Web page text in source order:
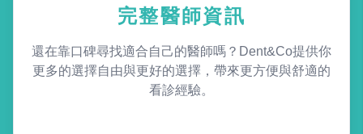
完整醫師資訊
還在靠口碑尋找適合自己的醫師嗎？Dent&Co提供你
更多的選擇自由與更好的選擇，帶來更方便與舒適的
看診經驗。